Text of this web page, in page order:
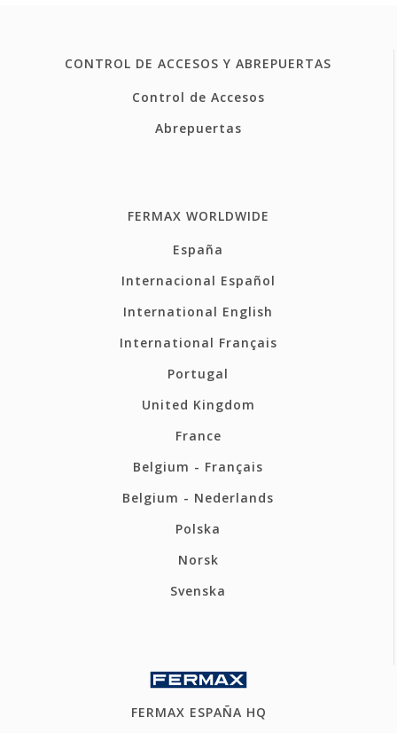
CONTROL DE ACCESOS Y ABREPUERTAS
Control de Accesos
Abrepuertas
FERMAX WORLDWIDE
España
Internacional Español
International English
International Français
Portugal
United Kingdom
France
Belgium - Français
Belgium - Nederlands
Polska
Norsk
Svenska
FERMAX ESPAÑA HQ